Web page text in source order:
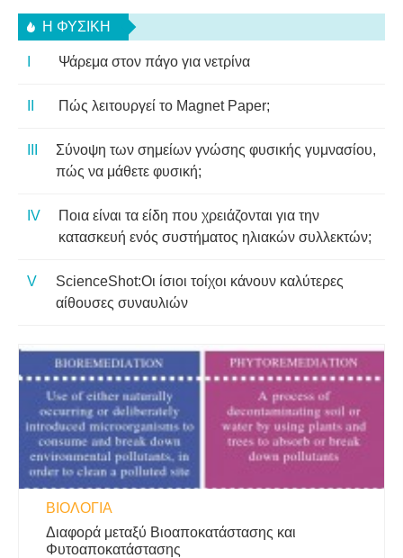
Η ΦΥΣΙΚΗ
Ψάρεμα στον πάγο για νετρίνα
Πώς λειτουργεί το Magnet Paper;
Σύνοψη των σημείων γνώσης φυσικής γυμνασίου,
πώς να μάθετε φυσική;
Ποια είναι τα είδη που χρειάζονται για την
κατασκευή ενός συστήματος ηλιακών συλλεκτών;
ScienceShot:Οι ίσιοι τοίχοι κάνουν καλύτερες
αίθουσες συναυλιών
ΒΙΟΛΟΓΊΑ
Διαφορά μεταξύ Βιοαποκατάστασης και
Φυτοαποκατάστασης